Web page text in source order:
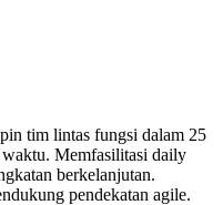
tim lintas fungsi dalam 25
waktu. Memfasilitasi daily
berkelanjutan.
pendekatan agile.